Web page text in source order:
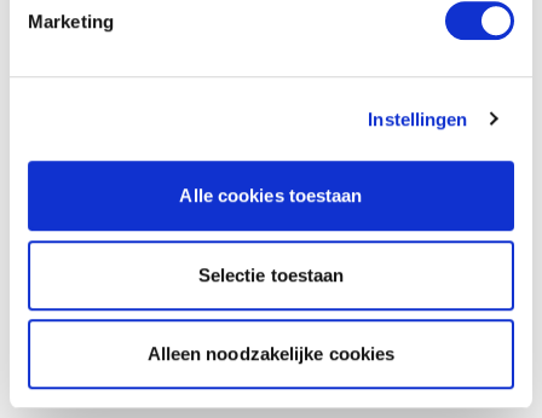
Marketing
Instellingen
Alle cookies toestaan
Selectie toestaan
Alleen noodzakelijke cookies